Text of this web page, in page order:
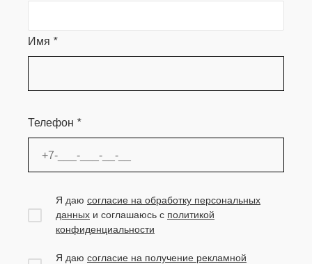
Имя *
Телефон *
Я даю согласие на обработку персональных
данных и соглашаюсь с политикой
конфиденциальности
Я даю согласие на получение рекламной